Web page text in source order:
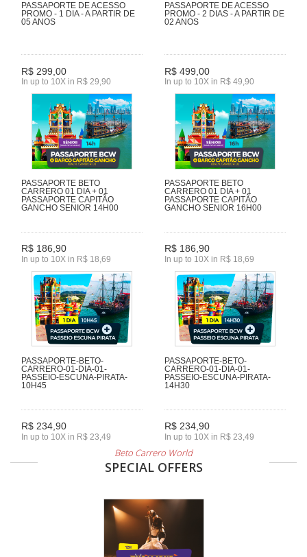
PASSAPORTE DE ACESSO
PROMO - 1 DIA - A PARTIR DE
05 ANOS
R$ 299,00
In up to 10X in R$ 29,90
PASSAPORTE DE ACESSO
PROMO - 2 DIAS - A PARTIR DE
02 ANOS
R$ 499,00
In up to 10X in R$ 49,90
PASSAPORTE BETO
CARRERO 01 DIA + 01
PASSAPORTE CAPITÃO
GANCHO SENIOR 14H00
R$ 186,90
In up to 10X in R$ 18,69
PASSAPORTE BETO
CARRERO 01 DIA + 01
PASSAPORTE CAPITÃO
GANCHO SENIOR 16H00
R$ 186,90
In up to 10X in R$ 18,69
PASSAPORTE-BETO-
CARRERO-01-DIA-01-
PASSEIO-ESCUNA-PIRATA-
10H45
R$ 234,90
In up to 10X in R$ 23,49
PASSAPORTE-BETO-
CARRERO-01-DIA-01-
PASSEIO-ESCUNA-PIRATA-
14H30
R$ 234,90
In up to 10X in R$ 23,49
Beto Carrero World
SPECIAL OFFERS